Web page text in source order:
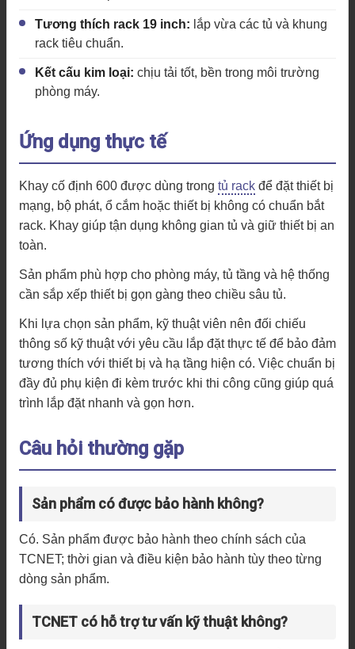
Tương thích rack 19 inch: lắp vừa các tủ và khung
rack tiêu chuẩn.
Kết cấu kim loại: chịu tải tốt, bền trong môi trường
phòng máy.
Ứng dụng thực tế
Khay cố định 600 được dùng trong tủ rack để đặt thiết bị
mạng, bộ phát, ổ cắm hoặc thiết bị không có chuẩn bắt
rack. Khay giúp tận dụng không gian tủ và giữ thiết bị an
toàn.
Sản phẩm phù hợp cho phòng máy, tủ tầng và hệ thống
cần sắp xếp thiết bị gọn gàng theo chiều sâu tủ.
Khi lựa chọn sản phẩm, kỹ thuật viên nên đối chiếu
thông số kỹ thuật với yêu cầu lắp đặt thực tế để bảo đảm
tương thích với thiết bị và hạ tầng hiện có. Việc chuẩn bị
đầy đủ phụ kiện đi kèm trước khi thi công cũng giúp quá
trình lắp đặt nhanh và gọn hơn.
Câu hỏi thường gặp
Sản phẩm có được bảo hành không?
Có. Sản phẩm được bảo hành theo chính sách của
TCNET; thời gian và điều kiện bảo hành tùy theo từng
dòng sản phẩm.
TCNET có hỗ trợ tư vấn kỹ thuật không?